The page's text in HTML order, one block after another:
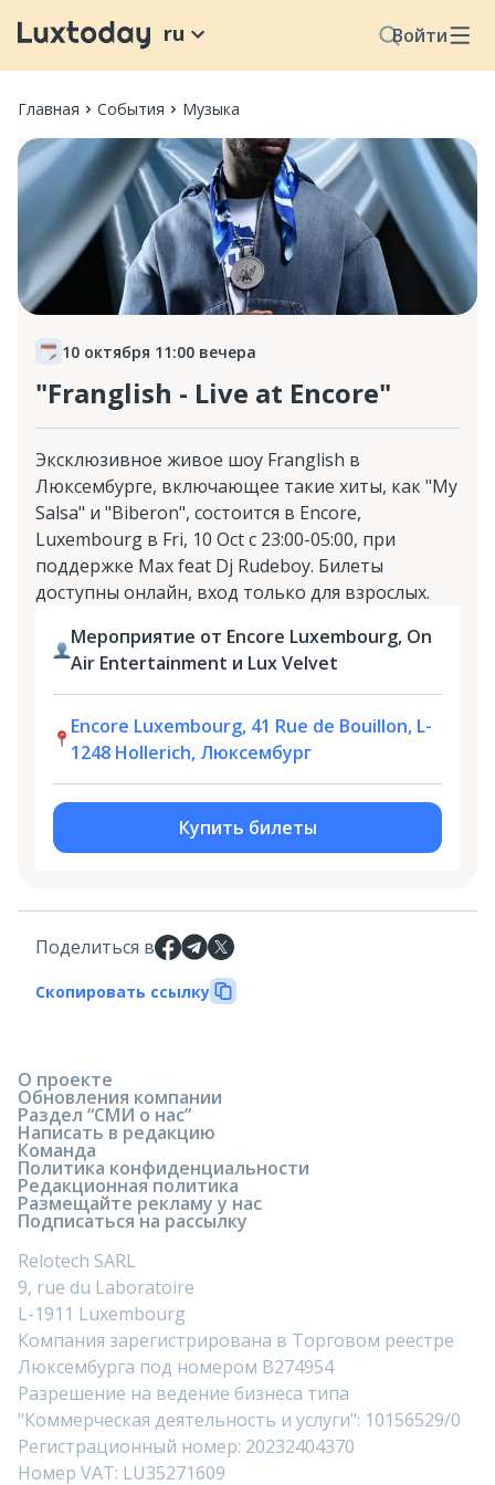
Войти
ru
Главная События Музыка
10 октября 11:00 вечера
"Franglish - Live at Encore"
Эксклюзивное живое шоу Franglish в
Люксембурге, включающее такие хиты, как "My
Salsa" и "Biberon", состоится в Encore,
Luxembourg в Fri, 10 Oct с 23:00-05:00, при
поддержке Max feat Dj Rudeboy. Билеты
доступны онлайн, вход только для взрослых.
Мероприятие от Encore Luxembourg, On
Air Entertainment и Lux Velvet
Encore Luxembourg, 41 Rue de Bouillon, L-
1248 Hollerich, Люксембург
Купить билеты
Поделиться в
Скопировать ссылку
О проекте
Обновления компании
Раздел “СМИ о нас”
Написать в редакцию
Команда
Политика конфиденциальности
Редакционная политика
Размещайте рекламу у нас
Подписаться на рассылку
Relotech SARL
9, rue du Laboratoire
L-1911 Luxembourg
Компания зарегистрирована в Торговом реестре
Люксембурга под номером B274954
Разрешение на ведение бизнеса типа
"Коммерческая деятельность и услуги": 10156529/0
Регистрационный номер: 20232404370
Номер VAT: LU35271609